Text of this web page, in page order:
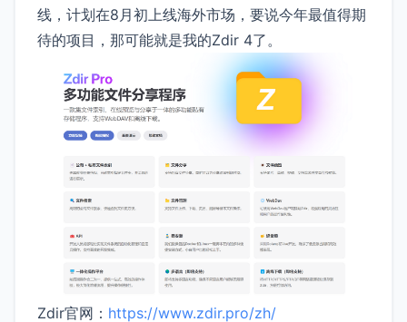
线，计划在8月初上线海外市场，要说今年最值得期
待的项目，那可能就是我的Zdir 4了。
Zdir官网： https://www.zdir.pro/zh/